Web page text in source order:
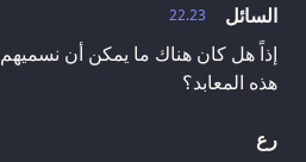
22.23
السائل
إذاً هل كان هناك ما يمكن أن نسميهم
هذه المعابد؟
رع